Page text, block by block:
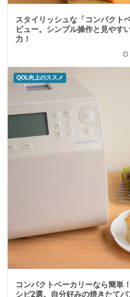
スタイリッシュな「コンパクト
ビュー。シンプル操作と見やす
力！
QOL向上のススメ
コンパクトベーカリーなら簡単
シピ2選。自分好みの焼きたてパ